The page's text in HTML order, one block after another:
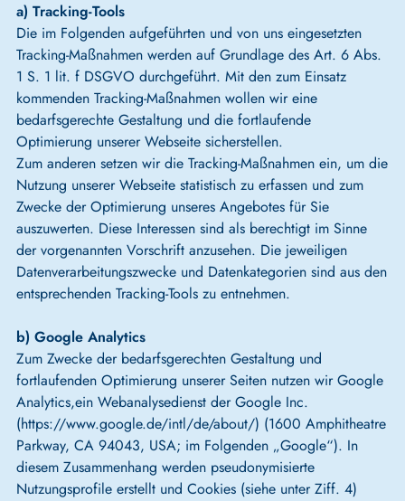
a) Tracking-Tools
Die im Folgenden aufgeführten und von uns eingesetzten
Tracking-Maßnahmen werden auf Grundlage des Art. 6 Abs.
1 S. 1 lit. f DSGVO durchgeführt. Mit den zum Einsatz
kommenden Tracking-Maßnahmen wollen wir eine
bedarfsgerechte Gestaltung und die fortlaufende
Optimierung unserer Webseite sicherstellen.
Zum anderen setzen wir die Tracking-Maßnahmen ein, um die
Nutzung unserer Webseite statistisch zu erfassen und zum
Zwecke der Optimierung unseres Angebotes für Sie
auszuwerten. Diese Interessen sind als berechtigt im Sinne
der vorgenannten Vorschrift anzusehen. Die jeweiligen
Datenverarbeitungszwecke und Datenkategorien sind aus den
entsprechenden Tracking-Tools zu entnehmen.
b) Google Analytics
Zum Zwecke der bedarfsgerechten Gestaltung und
fortlaufenden Optimierung unserer Seiten nutzen wir Google
Analytics,ein Webanalysedienst der Google Inc.
(https://www.google.de/intl/de/about/) (1600 Amphitheatre
Parkway, CA 94043, USA; im Folgenden „Google“). In
diesem Zusammenhang werden pseudonymisierte
Nutzungsprofile erstellt und Cookies (siehe unter Ziff. 4)